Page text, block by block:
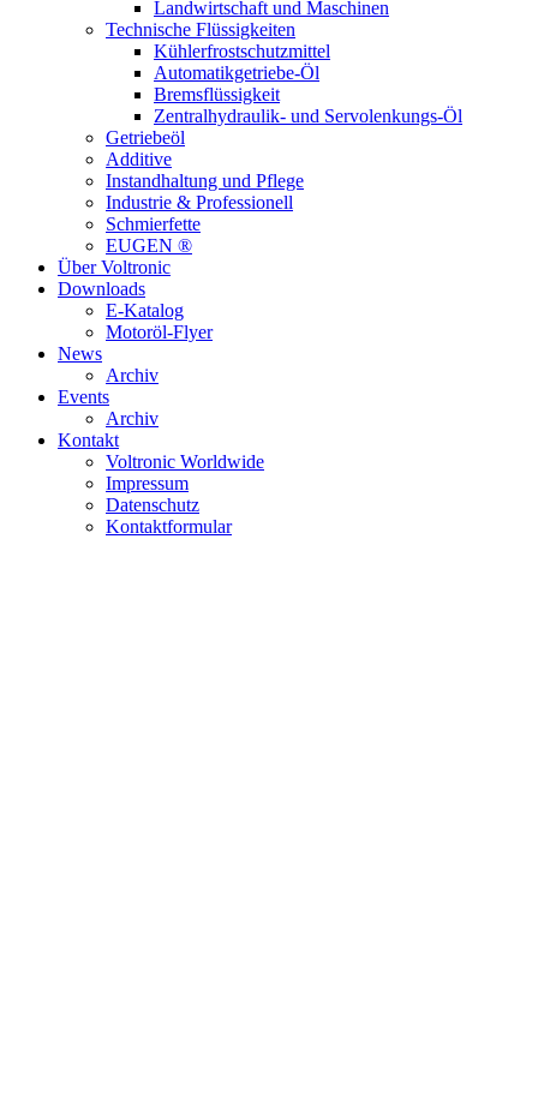
Landwirtschaft und Maschinen
Technische Flüssigkeiten
Kühlerfrostschutzmittel
Automatikgetriebe-Öl
Bremsflüssigkeit
Zentralhydraulik- und Servolenkungs-Öl
Getriebeöl
Additive
Instandhaltung und Pflege
Industrie & Professionell
Schmierfette
EUGEN ®
Über Voltronic
Downloads
E-Katalog
Motoröl-Flyer
News
Archiv
Events
Archiv
Kontakt
Voltronic Worldwide
Impressum
Datenschutz
Kontaktformular